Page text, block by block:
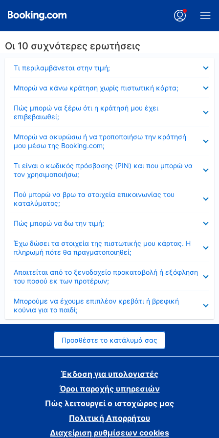
Οι 10 συχνότερες ερωτήσεις
Τι περιλαμβάνεται στην τιμή;
Μπορώ να κάνω κράτηση χωρίς πιστωτική κάρτα;
Πώς μπορώ να ξέρω ότι η κράτησή μου έχει
επιβεβαιωθεί;
Μπορώ να ακυρώσω ή να τροποποιήσω την κράτησή
μου μέσω της Booking.com;
Τι είναι ο κωδικός πρόσβασης (PIN) και που μπορώ να
τον χρησιμοποιήσω;
Πού μπορώ να βρω τα στοιχεία επικοινωνίας του
καταλύματος;
Πώς μπορώ να δω την τιμή;
Έχω δώσει τα στοιχεία της πιστωτικής μου κάρτας. Η
πληρωμή πότε θα πραγματοποιηθεί;
Απαιτείται από το ξενοδοχείο προκαταβολή ή εξόφληση
του ποσού εκ των προτέρων;
Μπορούμε να έχουμε επιπλέον κρεβάτι ή βρεφική
κούνια για το παιδί;
Προσθέστε το κατάλυμά σας
Έκδοση για υπολογιστές
Όροι παροχής υπηρεσιών
Πώς λειτουργεί ο ιστοχώρος μας
Πολιτική Απορρήτου
Διαχείριση ρυθμίσεων cookies